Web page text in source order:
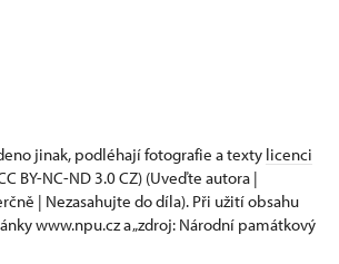
jinak, podléhají fotografie a texty licenci
BY-NC-ND 3.0 CZ) (Uveďte autora |
| Nezasahujte do díla). Při užití obsahu
www.npu.cz a „zdroj: Národní památkový